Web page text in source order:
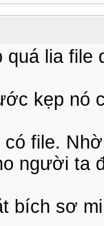
quá lia
kẹp nó
có file.
người ta
bích sơ